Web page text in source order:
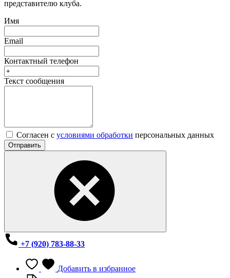
представителю клуба.
Имя
Email
Контактный телефон
Текст сообщения
Согласен с условиями обработки персональных данных
Отправить
+7 (920) 783-88-33
Добавить в избранное